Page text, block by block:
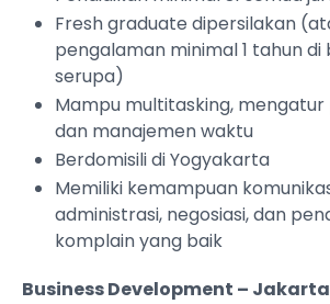
Fresh graduate dipersilakan
pengalaman minimal 1 tahun di
serupa)
Mampu multitasking, mengatur
dan manajemen waktu
Berdomisili di Yogyakarta
Memiliki kemampuan
administrasi, negosiasi, dan
komplain yang baik
Business Development –